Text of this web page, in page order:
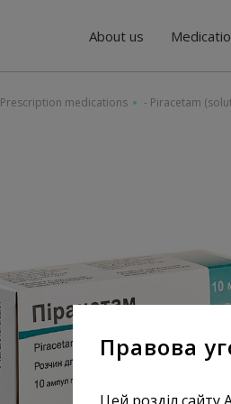
About us
Prescription medications - Piracetam
Правова